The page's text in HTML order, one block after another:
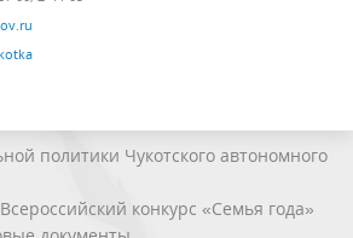
политики Чукотского автономного
Всероссийский конкурс «Семья года»